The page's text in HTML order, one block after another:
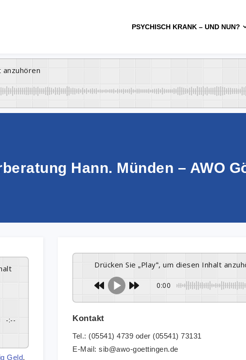
PSYCHISCH KRANK – UND NUN?
anzuhören
Hann. Münden – AWO
-:--
Geld,
Drücken Sie „Play“, um diesen Inhalt
0:00
Kontakt
Tel.: (05541) 4739 oder (05541) 73131
E-Mail: sib@awo-goettingen.de